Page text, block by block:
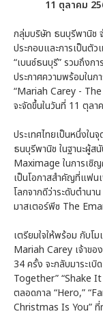
11 ตุลาคม
กลุ่มบริษัท ธนบุรีพานิช
ประกอบและการเป็นตั
“เบนซ์ธนบุรี” รวมถึงก
ประกาศความพร้อมในก
“Mariah Carey -
จะจัดขึ้นในวันที่ 11 ตุล
ประเทศไทยเป็นหนึ่งใน
ธนบุรีพานิช ในฐานะผู้
Maximage ในการเชิ
เป็นโอกาสสำคัญที่แฟน
โลกจากดีว่าระดับตำน
มาสเตอร์พีซ The
เตรียมใจให้พร้อม กับโ
Mariah Carey เจ้าขอ
34 ครั้ง จะกลับมาระเ
Together” “Shake
ตลอดกาล “Hero,”
Christmas Is You” ที่